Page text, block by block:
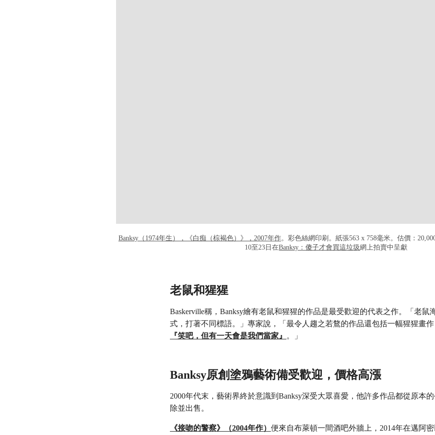
Banksy（1974年生），《白痴（棕褐色）》，2007年作。彩色絲網印刷。紙張563 x 758毫米。估價：
10至23日在Banksy：傻子才會買這垃圾網上拍賣中呈獻
老鼠和猩猩
Baskerville稱，Banksy繪有老鼠和猩猩的作品是最受歡迎的代表之作。「老鼠
式，打著不同標語。」專家說，「最令人趨之若鶩的作品還包括一幅猩猩畫
『笑吧，但有一天會是我們當家』
。」
Banksy原創塗鴉藝術備受歡迎，價格高漲
2000年代末，藝術界終於意識到Banksy深受大眾喜愛，他許多作品都從原本
除並出售。
《接吻的警察》（2004年作） 便來自布萊頓一間酒吧外牆上，2014年在邁阿密